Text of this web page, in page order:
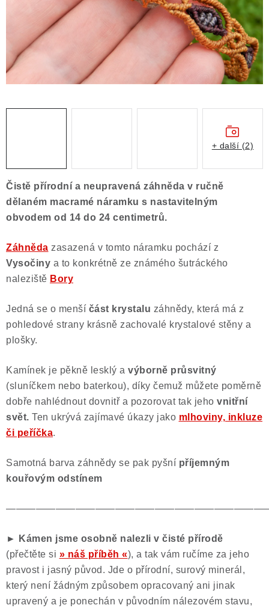
NALEZIŠTĚ
NÁŠ PŘÍBĚH
VIDEOGALERIE
Obchodní podmínky
Ochrana osobních údajů
Výkup minerálů a drahých kamenů
Formulář pro odstoupení od smlouvy
Čistě přírodní a neupravená záhněda v ručně
dělaném macramé náramku s nastavitelným
obvodem od 14 do 24 centimetrů.
Záhněda zasazená v tomto náramku pochází z
Vysočiny a to konkrétně ze známého šutráckého
naleziště Bory
Jedná se o menší část krystalu záhnědy, která má z
pohledové strany krásně zachovalé krystalové stěny a
plošky.
Kamínek je pěkně lesklý a výborně průsvitný
(sluníčkem nebo baterkou), díky čemuž můžete poměrně
dobře nahlédnout dovnitř a pozorovat tak jeho vnitřní
svět. Ten ukrývá zajímavé úkazy jako mlhoviny, inkluze
či peříčka.
Samotná barva záhnědy se pak pyšní příjemným
kouřovým odstínem
►
Kámen jsme osobně nalezli v čisté přírodě
(přečtěte si » náš příběh «), a tak vám ručíme za jeho
pravost i jasný původ. Jde o přírodní, surový minerál,
který není žádným způsobem opracovaný ani jinak
upravený a je ponechán v původním nálezovém stavu,
+ další (2)